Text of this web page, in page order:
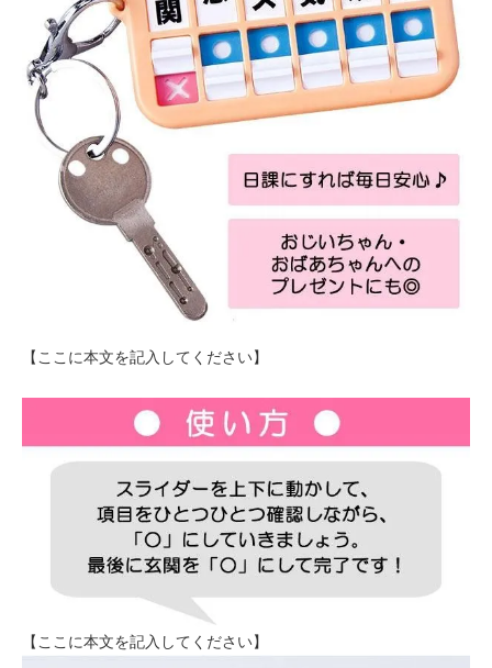
【ここに本文を記入してください】
【ここに本文を記入してください】